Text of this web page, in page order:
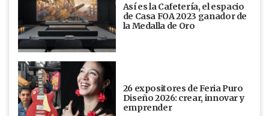
Así es la Cafetería, el espacio
de Casa FOA 2023 ganador de
la Medalla de Oro
26 expositores de Feria Puro
Diseño 2026: crear, innovar y
emprender